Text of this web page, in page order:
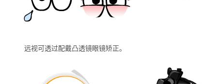
远视可透过配戴凸透镜眼镜矫正。